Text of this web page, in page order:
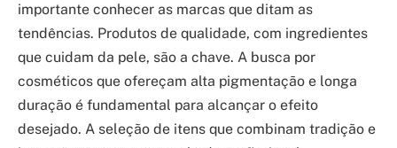
importante conhecer as marcas que ditam as
tendências. Produtos de qualidade, com ingredientes
que cuidam da pele, são a chave. A busca por
cosméticos que ofereçam alta pigmentação e longa
duração é fundamental para alcançar o efeito
desejado. A seleção de itens que combinam tradição e